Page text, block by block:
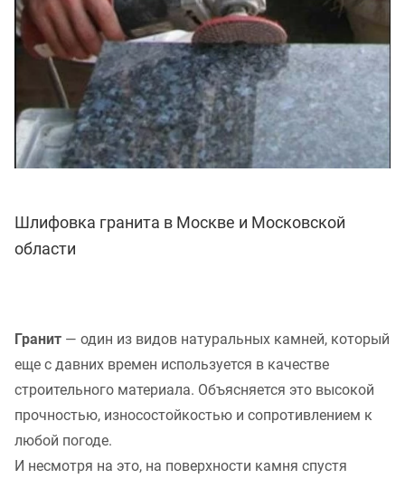
Шлифовка гранита в Москве и Московской
области
Гранит — один из видов натуральных камней, который
еще с давних времен используется в качестве
строительного материала. Объясняется это высокой
прочностью, износостойкостью и сопротивлением к
любой погоде.
И несмотря на это, на поверхности камня спустя